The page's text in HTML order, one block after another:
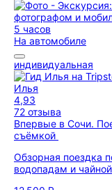
5 часов
На автомобиле
индивидуальная
Илья
4,93
72 отзыва
Впервые в Сочи.
съёмкой
Обзорная поездка
водопадам и